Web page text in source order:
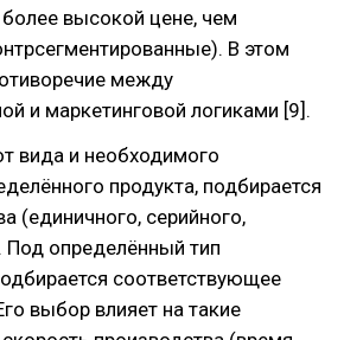
высокой цене, чем
В этом
между
и маркетинговой логиками [9].
вида и необходимого
продукта, подбирается
(единичного, серийного,
Под определённый тип
соответствующее
выбор влияет на такие